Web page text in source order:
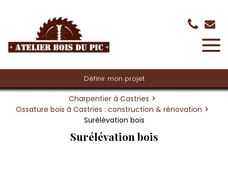
Définir mon projet
Charpentier à Castries
Ossature bois à Castries : construction & rénovation
Surélévation bois
Surélévation bois